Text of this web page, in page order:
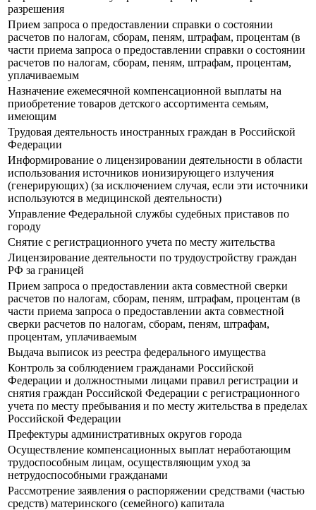
разрешения
Прием запроса о предоставлении справки о состоянии
расчетов по налогам, сборам, пеням, штрафам, процентам (в
части приема запроса о предоставлении справки о состоянии
расчетов по налогам, сборам, пеням, штрафам, процентам,
уплачиваемым
Назначение ежемесячной компенсационной выплаты на
приобретение товаров детского ассортимента семьям,
имеющим
Трудовая деятельность иностранных граждан в Российской
Федерации
Информирование о лицензировании деятельности в области
использования источников ионизирующего излучения
(генерирующих) (за исключением случая, если эти источники
используются в медицинской деятельности)
Управление Федеральной службы судебных приставов по
городу
Снятие с регистрационного учета по месту жительства
Лицензирование деятельности по трудоустройству граждан
РФ за границей
Прием запроса о предоставлении акта совместной сверки
расчетов по налогам, сборам, пеням, штрафам, процентам (в
части приема запроса о предоставлении акта совместной
сверки расчетов по налогам, сборам, пеням, штрафам,
процентам, уплачиваемым
Выдача выписок из реестра федерального имущества
Контроль за соблюдением гражданами Российской
Федерации и должностными лицами правил регистрации и
снятия граждан Российской Федерации с регистрационного
учета по месту пребывания и по месту жительства в пределах
Российской Федерации
Префектуры административных округов города
Осуществление компенсационных выплат неработающим
трудоспособным лицам, осуществляющим уход за
нетрудоспособными гражданами
Рассмотрение заявления о распоряжении средствами (частью
средств) материнского (семейного) капитала